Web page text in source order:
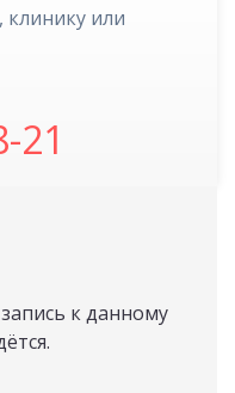
клинику или
21
к данному